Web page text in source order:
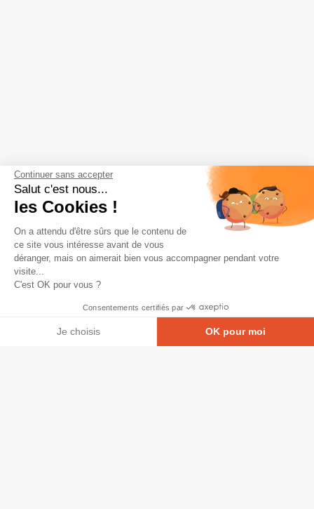
Continuer sans accepter
Salut c'est nous...
les Cookies !
On a attendu d'être sûrs que le contenu de
ce site vous intéresse avant de vous
déranger, mais on aimerait bien vous accompagner pendant votre
visite...
C'est OK pour vous ?
Consentements certifiés par
Je choisis OK pour moi